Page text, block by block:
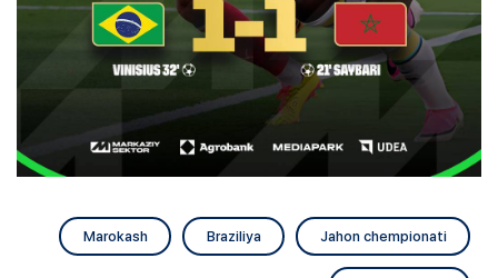
Jahon chempionati
Braziliya
Marokash